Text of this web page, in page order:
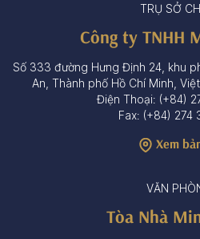
TRỤ SỞ
Công ty TNHH
Số 333 đường Hưng Định 24, khu
An, Thành phố Hồ Chí Minh,
Điện Thoại: (+84)
Fax: (+84) 274
Xem
VĂN
Tòa Nhà